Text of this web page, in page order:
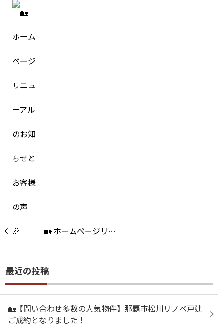
🏡 ホームページリ…
最近の投稿
🏡【問い合わせ多数の人気物件】那覇市松川リノベ戸建
ご成約となりました！